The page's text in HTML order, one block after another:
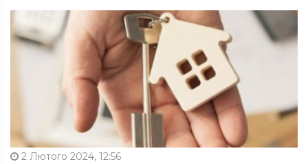
2 Лютого 2024, 12:56